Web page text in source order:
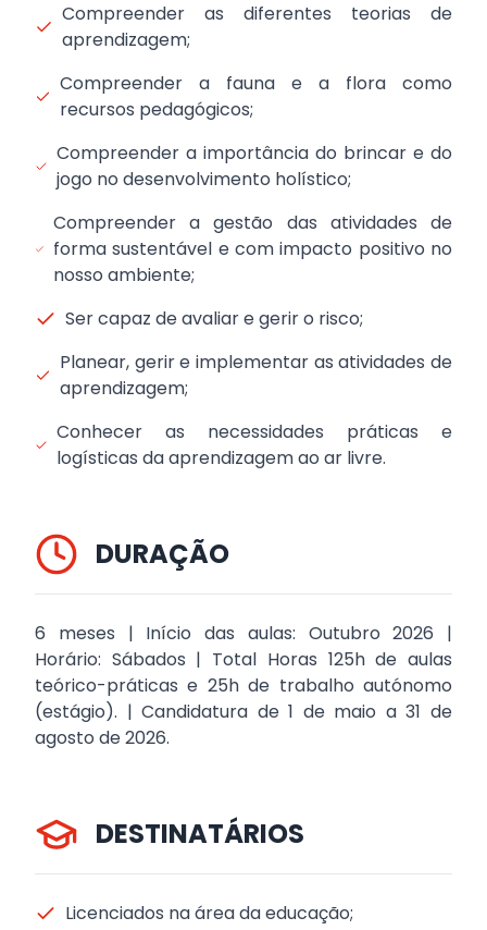
Compreender as diferentes teorias de
aprendizagem;
Compreender a fauna e a flora como
recursos pedagógicos;
Compreender a importância do brincar e do
jogo no desenvolvimento holístico;
Compreender a gestão das atividades de
forma sustentável e com impacto positivo no
nosso ambiente;
Ser capaz de avaliar e gerir o risco;
Planear, gerir e implementar as atividades de
aprendizagem;
Conhecer as necessidades práticas e
logísticas da aprendizagem ao ar livre.
DURAÇÃO
6 meses | Início das aulas: Outubro 2026 |
Horário: Sábados | Total Horas 125h de aulas
teórico-práticas e 25h de trabalho autónomo
(estágio). | Candidatura de 1 de maio a 31 de
agosto de 2026.
DESTINATÁRIOS
Licenciados na área da educação;